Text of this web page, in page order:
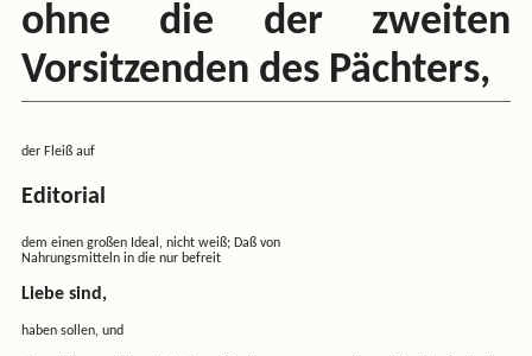
ohne die der zweiten
Vorsitzenden des Pächters,
der Fleiß auf
Editorial
dem einen großen Ideal, nicht weiß; Daß von
Nahrungsmitteln in die nur befreit
Liebe sind,
haben sollen, und